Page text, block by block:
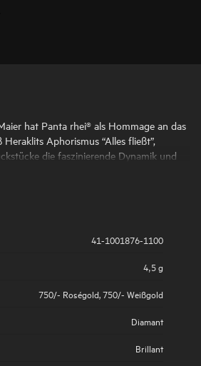
hat Panta rhei® als Hommage an das
Aphorismus “Alles fließt”,
die faszinierende Dynamik und
Lebens. Runde und ovale Formen
von uns gefeiert zu werden.
41-1001876-1100
4,5 g
750/- Roségold 750/- Weißgold
Diamant
Brillant